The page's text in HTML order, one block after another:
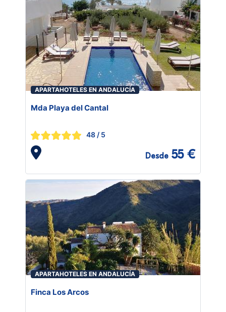
APARTAHOTELES EN ANDALUCÍA
Mda Playa del Cantal
48 / 5
Desde 55 €
APARTAHOTELES EN ANDALUCÍA
Finca Los Arcos